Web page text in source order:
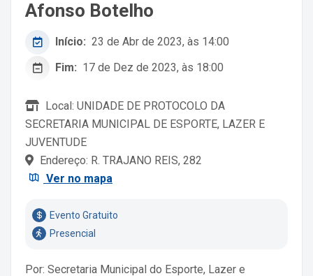
Afonso Botelho
Início: 23 de Abr de 2023, às 14:00
Fim: 17 de Dez de 2023, às 18:00
Local: UNIDADE DE PROTOCOLO DA
SECRETARIA MUNICIPAL DE ESPORTE, LAZER E
JUVENTUDE
Endereço: R. TRAJANO REIS, 282
Ver no mapa
Evento Gratuito
Presencial
Por: Secretaria Municipal do Esporte, Lazer e